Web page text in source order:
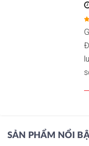
SẢN PHẨM NỔI